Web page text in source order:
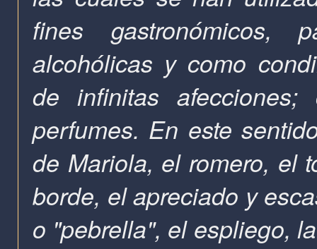
fines gastronómicos,
alcohólicas y como
de infinitas
perfumes. En este
de Mariola, el romero, el
borde, el apreciado y
o "pebrella", el espliego,